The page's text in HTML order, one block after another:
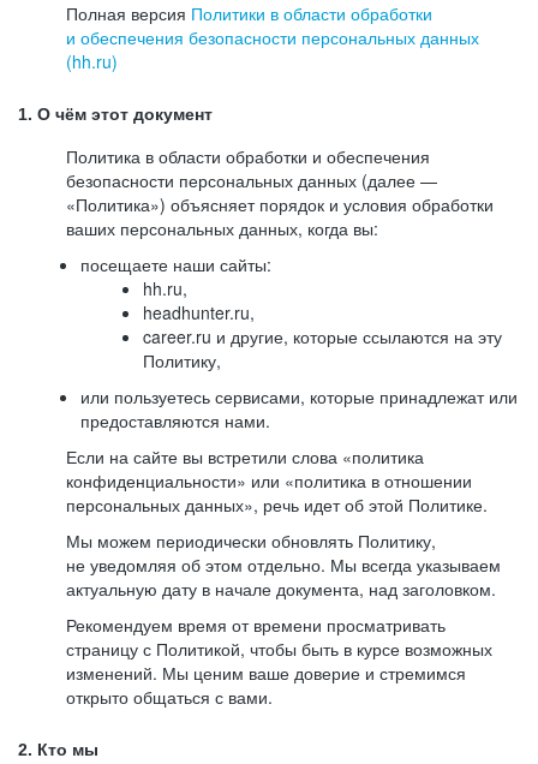
Полная версия Политики в области обработки
и обеспечения безопасности персональных данных
(hh.ru)
1. О чём этот документ
Политика в области обработки и обеспечения
безопасности персональных данных (далее —
«Политика») объясняет порядок и условия обработки
ваших персональных данных, когда вы:
посещаете наши сайты:
hh.ru,
headhunter.ru,
career.ru и другие, которые ссылаются на эту
Политику,
или пользуетесь сервисами, которые принадлежат или
предоставляются нами.
Если на сайте вы встретили слова «политика
конфиденциальности» или «политика в отношении
персональных данных», речь идет об этой Политике.
Мы можем периодически обновлять Политику,
не уведомляя об этом отдельно. Мы всегда указываем
актуальную дату в начале документа, над заголовком.
Рекомендуем время от времени просматривать
страницу с Политикой, чтобы быть в курсе возможных
изменений. Мы ценим ваше доверие и стремимся
открыто общаться с вами.
2. Кто мы